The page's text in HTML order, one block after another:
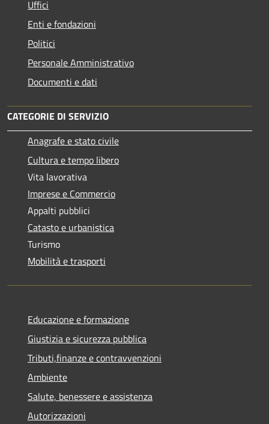
Uffici
Enti e fondazioni
Politici
Personale Amministrativo
Documenti e dati
CATEGORIE DI SERVIZIO
Anagrafe e stato civile
Cultura e tempo libero
Vita lavorativa
Imprese e Commercio
Appalti pubblici
Catasto e urbanistica
Turismo
Mobilità e trasporti
Educazione e formazione
Giustizia e sicurezza pubblica
Tributi,finanze e contravvenzioni
Ambiente
Salute, benessere e assistenza
Autorizzazioni